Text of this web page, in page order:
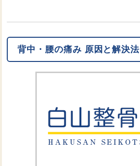
背中・腰の痛み 原因と解決法